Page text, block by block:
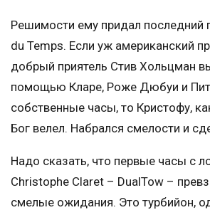
Решимости ему придал последний
du Temps. Если уж американский
добрый приятель Стив Хольцман
помощью Кларе, Роже Дюбуи и
собственные часы, то Кристофу,
Бог велел. Набрался смелости и
Надо сказать, что первые часы с
Christophe Claret – DualTow –
смелые ожидания. Это турбийон,